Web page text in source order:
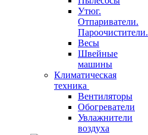
Утюг.
Отпариватели.
Пароочистители.
Весы
Швейные
машины
Климатическая
техника
Вентиляторы
Обогреватели
Увлажнители
воздуха